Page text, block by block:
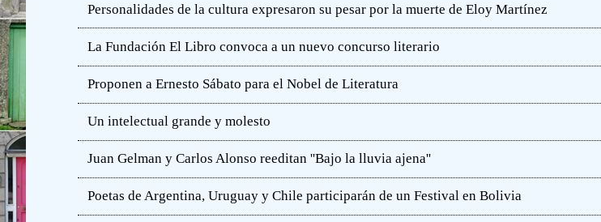
Personalidades de la cultura expresaron su pesar por la muerte de Eloy Martínez
La Fundación El Libro convoca a un nuevo concurso literario
Proponen a Ernesto Sábato para el Nobel de Literatura
Un intelectual grande y molesto
Juan Gelman y Carlos Alonso reeditan ''Bajo la lluvia ajena''
Poetas de Argentina, Uruguay y Chile participarán de un Festival en Bolivia